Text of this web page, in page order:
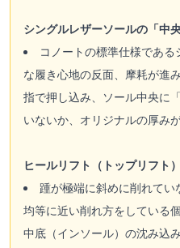
シングルレザーソールの「中
コノートの標準仕様であ
な履き心地の反面、摩耗が進
指で押し込み、ソール中央に
いないか、オリジナルの厚み
ヒールリフト（トップリフト
踵が極端に斜めに削れてい
均等に近い削れ方をしている
中底（インソール）の沈み込